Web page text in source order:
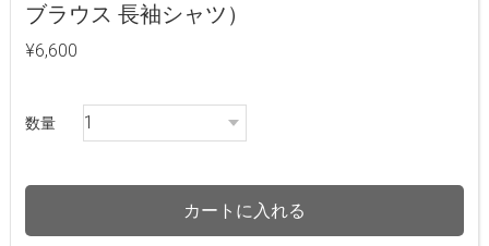
ブラウス 長袖シャツ）
¥6,600
数量
カートに入れる